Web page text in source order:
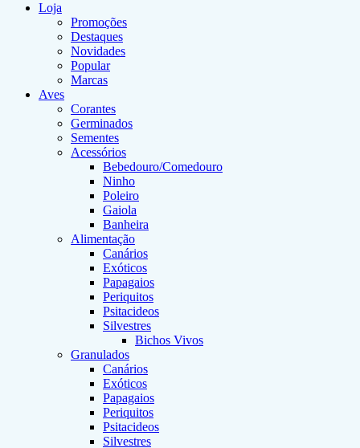
Loja
Promoções
Destaques
Novidades
Popular
Marcas
Aves
Corantes
Germinados
Sementes
Acessórios
Bebedouro/Comedouro
Ninho
Poleiro
Gaiola
Banheira
Alimentação
Canários
Exóticos
Papagaios
Periquitos
Psitacideos
Silvestres
Bichos Vivos
Granulados
Canários
Exóticos
Papagaios
Periquitos
Psitacideos
Silvestres